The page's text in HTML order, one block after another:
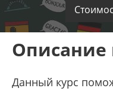
Описание
Данный курс